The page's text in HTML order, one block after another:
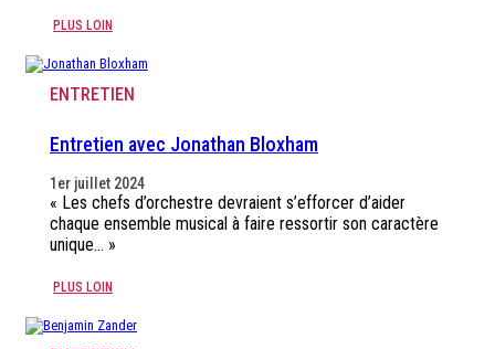
PLUS LOIN
ENTRETIEN
Entretien avec Jonathan Bloxham
1er juillet 2024
« Les chefs d’orchestre devraient s’efforcer d’aider
chaque ensemble musical à faire ressortir son caractère
unique… »
PLUS LOIN